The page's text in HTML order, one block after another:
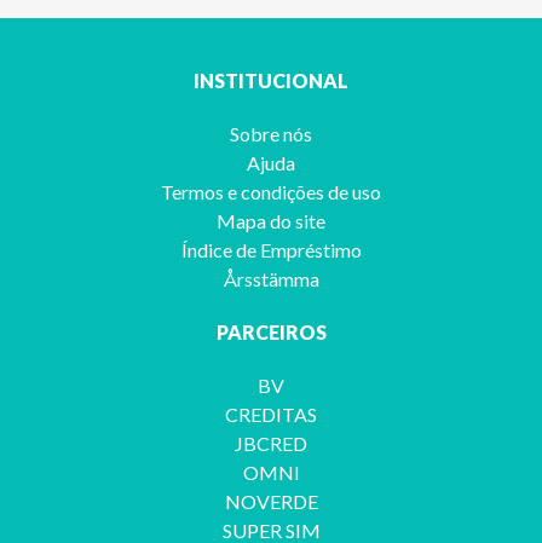
INSTITUCIONAL
Sobre nós
Ajuda
Termos e condições de uso
Mapa do site
Índice de Empréstimo
Årsstämma
PARCEIROS
BV
CREDITAS
JBCRED
OMNI
NOVERDE
SUPER SIM